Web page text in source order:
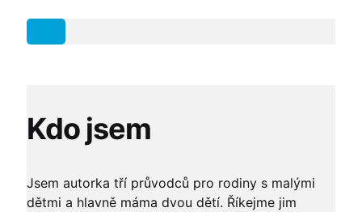
Kdo jsem
Jsem autorka tří průvodců pro rodiny s malými
dětmi a hlavně máma dvou dětí. Říkejme jim